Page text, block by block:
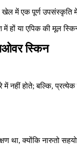
में एक पूर्ण उपसंस्कृति
हों या एपिक की मूल
स्किन
नहीं होते; बल्कि,
था, क्योंकि नारुतो